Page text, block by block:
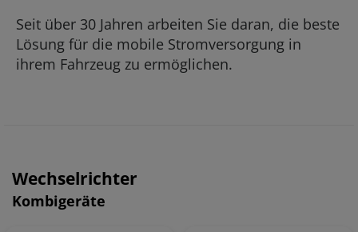
Seit über 30 Jahren arbeiten Sie daran, die beste
Lösung für die mobile Stromversorgung in
ihrem Fahrzeug zu ermöglichen.
Wechselrichter
Kombigeräte